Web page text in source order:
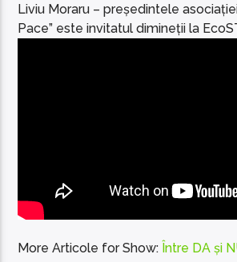
Liviu Moraru – președintele
Pace” este invitatul dimineții la
More Articole for Show: Între DA și